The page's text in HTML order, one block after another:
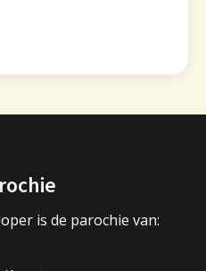
is de parochie van: